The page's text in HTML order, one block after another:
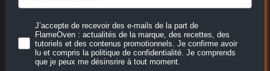
J’accepte de recevoir des e-mails de la part de
FlameOven : actualités de la marque, des recettes, des
tutoriels et des contenus promotionnels. Je confirme avoir
lu et compris la politique de confidentialité. Je comprends
que je peux me désinsrire à tout moment.